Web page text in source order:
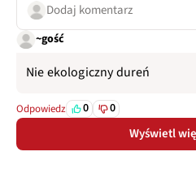
Dodaj komentarz
~gość
Nie ekologiczny dureń
Odpowiedz 0 0
Wyświetl